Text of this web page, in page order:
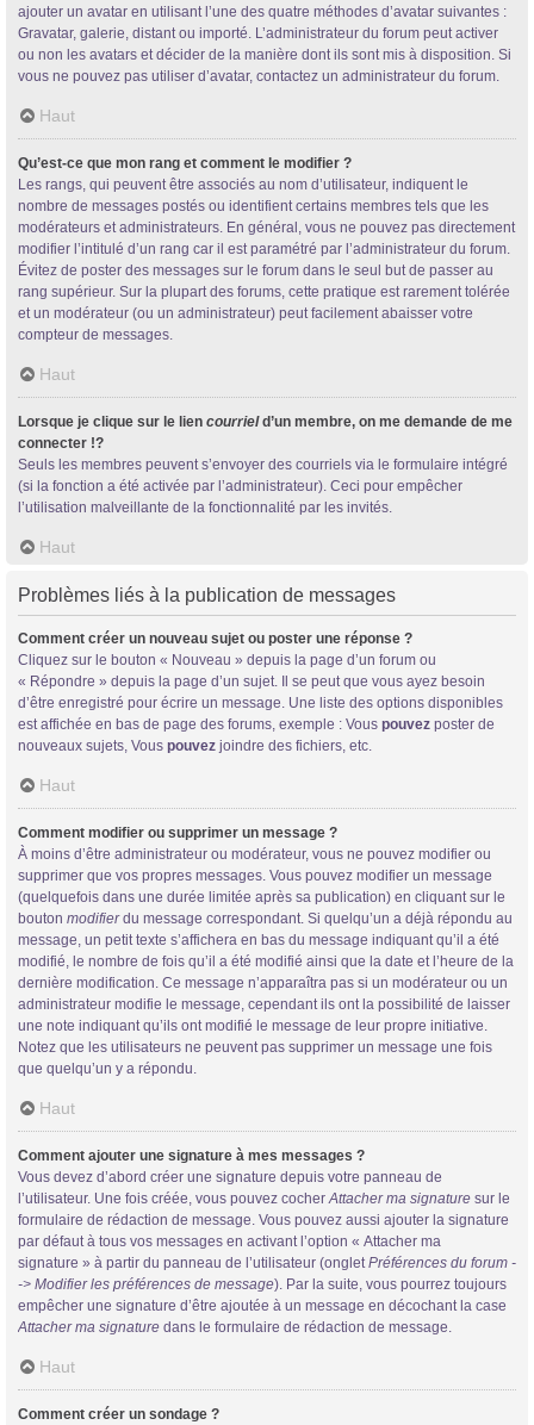
ajouter un avatar en utilisant l’une des quatre méthodes d’avatar suivantes :
Gravatar, galerie, distant ou importé. L’administrateur du forum peut activer
ou non les avatars et décider de la manière dont ils sont mis à disposition. Si
vous ne pouvez pas utiliser d’avatar, contactez un administrateur du forum.
Haut
Qu’est-ce que mon rang et comment le modifier ?
Les rangs, qui peuvent être associés au nom d’utilisateur, indiquent le
nombre de messages postés ou identifient certains membres tels que les
modérateurs et administrateurs. En général, vous ne pouvez pas directement
modifier l’intitulé d’un rang car il est paramétré par l’administrateur du forum.
Évitez de poster des messages sur le forum dans le seul but de passer au
rang supérieur. Sur la plupart des forums, cette pratique est rarement tolérée
et un modérateur (ou un administrateur) peut facilement abaisser votre
compteur de messages.
Haut
Lorsque je clique sur le lien courrield’un membre, on me demande de me
connecter !?
Seuls les membres peuvent s’envoyer des courriels via le formulaire intégré
(si la fonction a été activée par l’administrateur). Ceci pour empêcher
l’utilisation malveillante de la fonctionnalité par les invités.
Haut
Problèmes liés à la publication de messages
Comment créer un nouveau sujet ou poster une réponse ?
Cliquez sur le bouton « Nouveau » depuis la page d’un forum ou
« Répondre » depuis la page d’un sujet. Il se peut que vous ayez besoin
d’être enregistré pour écrire un message. Une liste des options disponibles
est affichée en bas de page des forums, exemple : Vous pouvez poster de
nouveaux sujets, Vous pouvez joindre des fichiers, etc.
Haut
Comment modifier ou supprimer un message ?
À moins d’être administrateur ou modérateur, vous ne pouvez modifier ou
supprimer que vos propres messages. Vous pouvez modifier un message
(quelquefois dans une durée limitée après sa publication) en cliquant sur le
bouton modifierdu message correspondant. Si quelqu’un a déjà répondu au
message, un petit texte s’affichera en bas du message indiquant qu’il a été
modifié, le nombre de fois qu’il a été modifié ainsi que la date et l’heure de la
dernière modification. Ce message n’apparaîtra pas si un modérateur ou un
administrateur modifie le message, cependant ils ont la possibilité de laisser
une note indiquant qu’ils ont modifié le message de leur propre initiative.
Notez que les utilisateurs ne peuvent pas supprimer un message une fois
que quelqu’un y a répondu.
Haut
Comment ajouter une signature à mes messages ?
Vous devez d’abord créer une signature depuis votre panneau de
l’utilisateur. Une fois créée, vous pouvez cocherAttacher ma signature sur le
formulaire de rédaction de message. Vous pouvez aussi ajouter la signature
par défaut à tous vos messages en activant l’option « Attacher ma
signature » à partir du panneau de l’utilisateur (ongletPréférences du forum -
-> Modifier les préférences de message). Par la suite, vous pourrez toujours
empêcher une signature d’être ajoutée à un message en décochant la case
Attacher ma signature dans le formulaire de rédaction de message.
Haut
Comment créer un sondage ?